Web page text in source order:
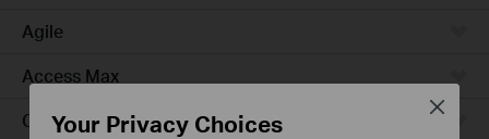
Agile
Access Max
Campus
Your Privacy Choices
Close